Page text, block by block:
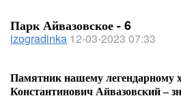
Парк Айвазовское - 6
izogradinka 12-03-2023 07:33
Памятник нашему легендарному
Константинович Айвазовский –